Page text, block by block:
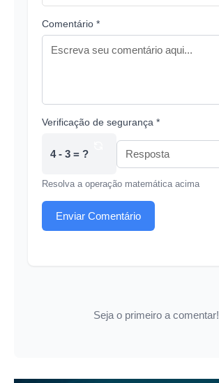
Comentário *
Verificação de segurança *
4 - 3 = ?
Resolva a operação matemática acima
Enviar Comentário
Seja o primeiro a comentar!